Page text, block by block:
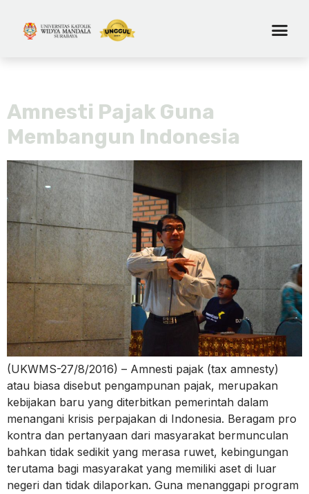
Amnesti Pajak Guna
Membangun Indonesia
(UKWMS-27/8/2016) – Amnesti pajak (tax amnesty)
atau biasa disebut pengampunan pajak, merupakan
kebijakan baru yang diterbitkan pemerintah dalam
menangani krisis perpajakan di Indonesia. Beragam pro
kontra dan pertanyaan dari masyarakat bermunculan
bahkan tidak sedikit yang merasa ruwet, kebingungan
terutama bagi masyarakat yang memiliki aset di luar
negeri dan tidak dilaporkan. Guna menanggapi program